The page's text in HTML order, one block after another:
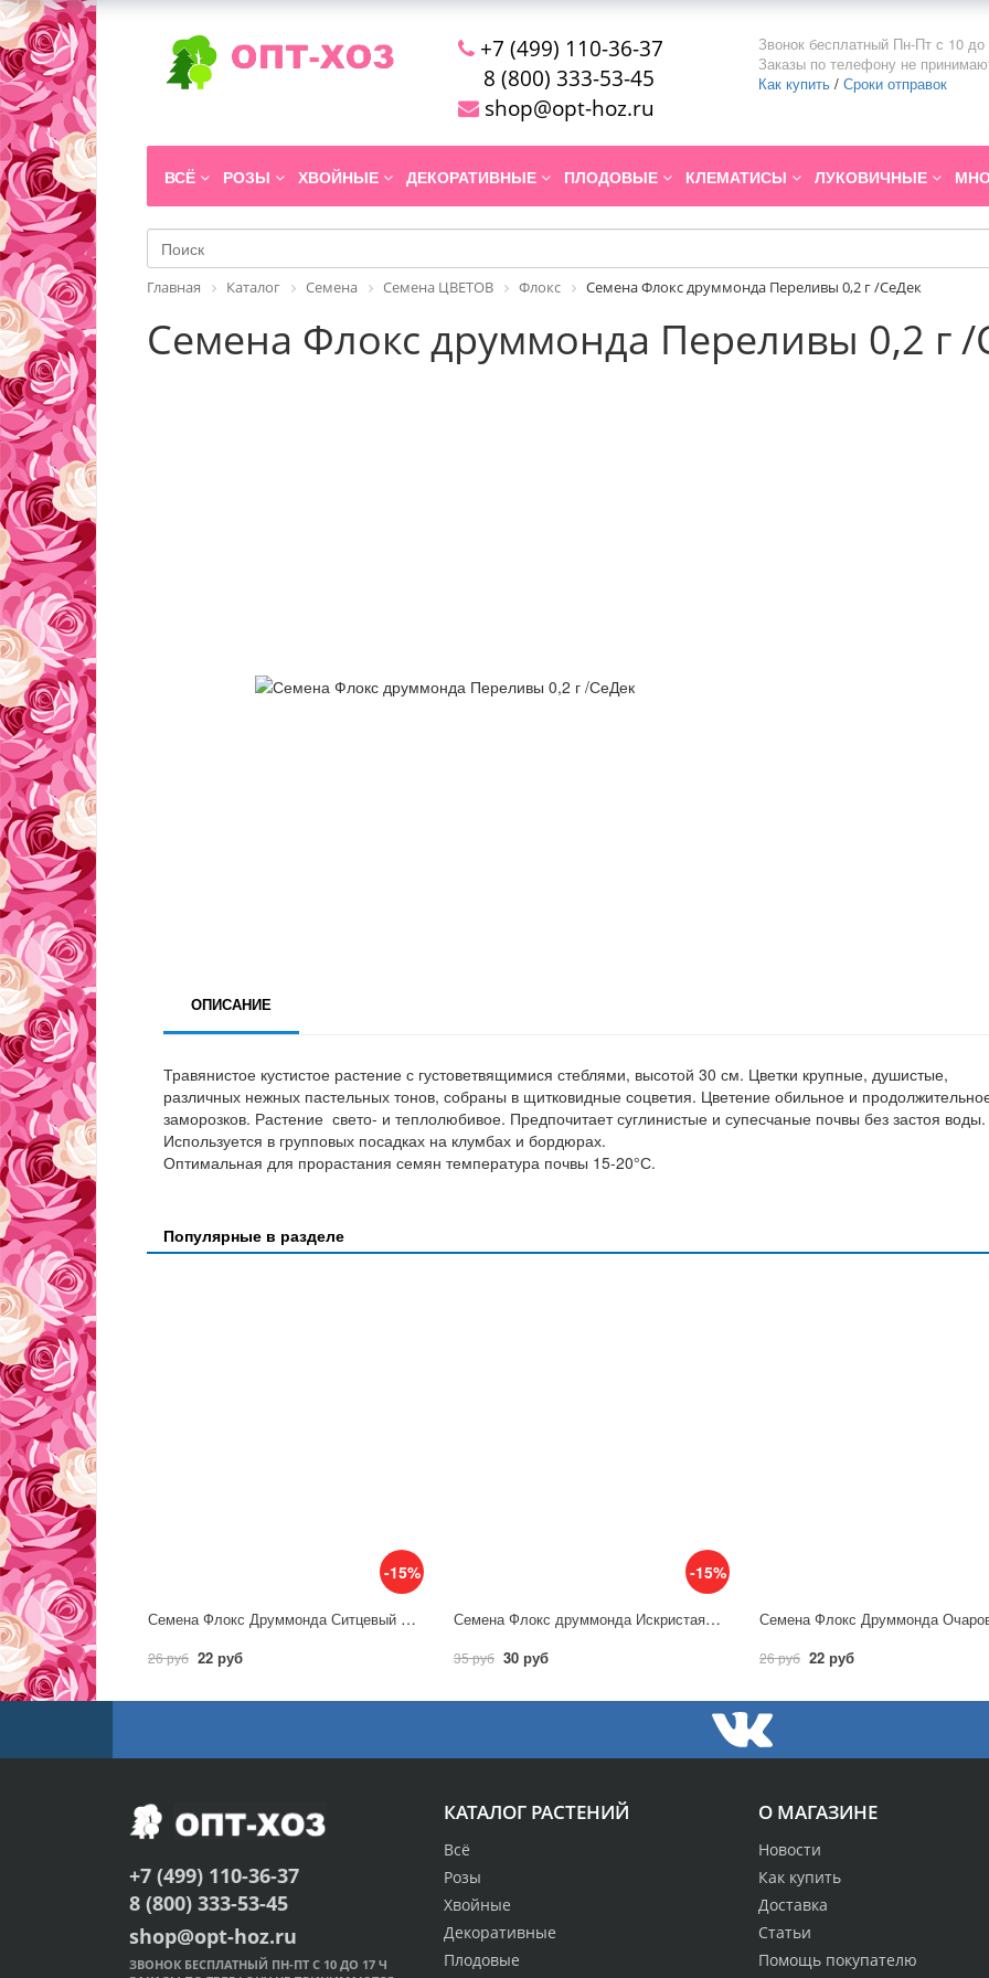
+7 (499) 110-36-37
8 (800) 333-53-45
shop@opt-hoz.ru
Звонок бесплатный Пн-Пт с 10 до
Заказы по телефону не
Как купить / Сроки отправок
ВСЁ РОЗЫ ХВОЙНЫЕ ДЕКОРАТИВНЫЕ ПЛОДОВЫЕ КЛЕМАТИСЫ ЛУКОВИЧНЫЕ
Главная Каталог Семена Семена ЦВЕТОВ Флокс Семена Флокс друммонда Переливы 0,2 г /СеДек
Семена Флокс друммонда Переливы 0,2 г /
ОПИСАНИЕ
Травянистое кустистое растение с густоветвящимися стеблями, высотой 30 см. Цветки крупные, душистые,
различных нежных пастельных тонов, собраны в щитковидные соцветия. Цветение обильное и
заморозков. Растение свето- и теплолюбивое. Предпочитает суглинистые и супесчаные почвы без застоя воды.
Используется в групповых посадках на клумбах и бордюрах.
Оптимальная для прорастания семян температура почвы 15-20°С.
Популярные в разделе
-15%
Семена Флокс Друммонда Ситцевый луг, смесь / Гавриш
26 руб 22 руб
-15%
Семена Флокс друммонда Искристая мозаика, смесь/ Аэлита
35 руб 30 руб 26 руб 22 руб
О МАГАЗИНЕ
Новости
Как купить
Доставка
Статьи
Помощь покупателю
КАТАЛОГ РАСТЕНИЙ
Всё
Розы
Хвойные
Декоративные
Плодовые
+7 (499) 110-36-37
8 (800) 333-53-45
shop@opt-hoz.ru
ЗВОНОК БЕСПЛАТНЫЙ ПН-ПТ С 10 ДО 17 Ч